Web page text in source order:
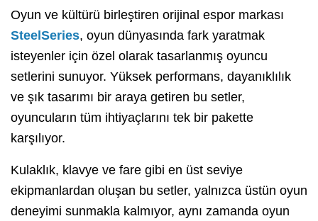
Oyun ve kültürü birleştiren orijinal espor markası
SteelSeries, oyun dünyasında fark yaratmak
isteyenler için özel olarak tasarlanmış oyuncu
setlerini sunuyor. Yüksek performans, dayanıklılık
ve şık tasarımı bir araya getiren bu setler,
oyuncuların tüm ihtiyaçlarını tek bir pakette
karşılıyor.
Kulaklık, klavye ve fare gibi en üst seviye
ekipmanlardan oluşan bu setler, yalnızca üstün oyun
deneyimi sunmakla kalmıyor, aynı zamanda oyun